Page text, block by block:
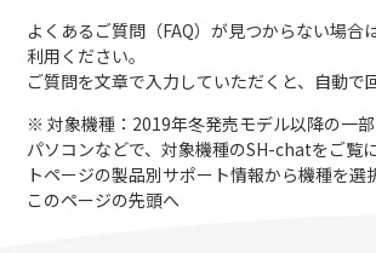
よくあるご質問（FAQ）が見つからない場合
利用ください。
ご質問を文章で入力していただくと、自動で
※ 対象機種：2019年冬発売モデル以降の一
パソコンなどで、対象機種のSH-chatをご覧
トページの製品別サポート情報から機種を選
このページの先頭へ